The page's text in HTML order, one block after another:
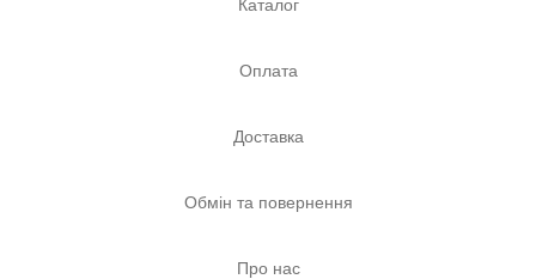
Каталог
Оплата
Доставка
Обмін та повернення
Про нас